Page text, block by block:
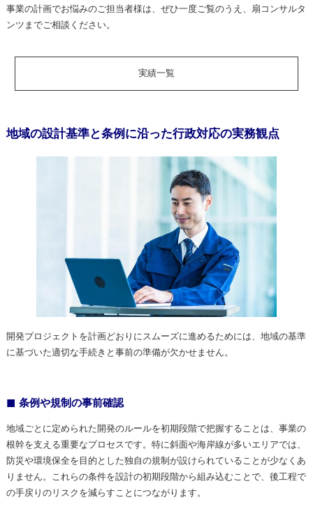
事業の計画でお悩みのご担当者様は、ぜひ一度ご覧のうえ、扇コンサルタ
ンツまでご相談ください。
実績一覧
地域の設計基準と条例に沿った行政対応の実務観点
開発プロジェクトを計画どおりにスムーズに進めるためには、地域の基準
に基づいた適切な手続きと事前の準備が欠かせません。
条例や規制の事前確認
地域ごとに定められた開発のルールを初期段階で把握することは、事業の
根幹を支える重要なプロセスです。特に斜面や海岸線が多いエリアでは、
防災や環境保全を目的とした独自の規制が設けられていることが少なくあ
りません。これらの条件を設計の初期段階から組み込むことで、後工程で
の手戻りのリスクを減らすことにつながります。